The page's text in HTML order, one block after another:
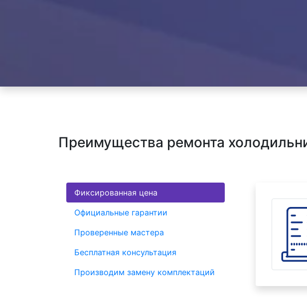
Преимущества ремонта
Фиксированная цена
Официальные гарантии
Проверенные мастера
Бесплатная консультация
Производим замену комплектаций